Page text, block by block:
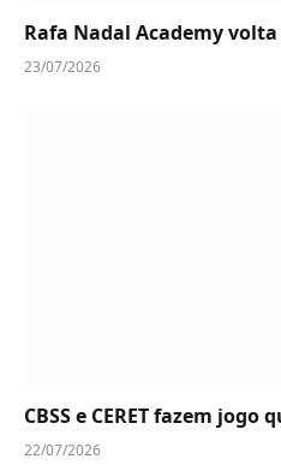
Rafa Nadal Academy
23/07/2026
CBSS e CERET fazem jogo
22/07/2026